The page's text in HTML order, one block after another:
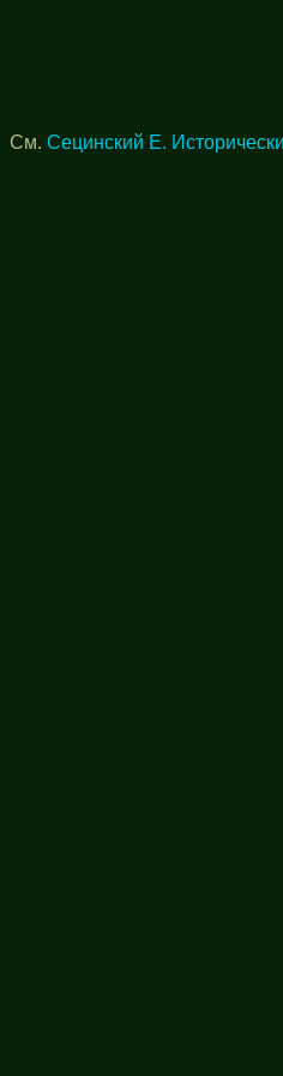
См. Сецинский Е.